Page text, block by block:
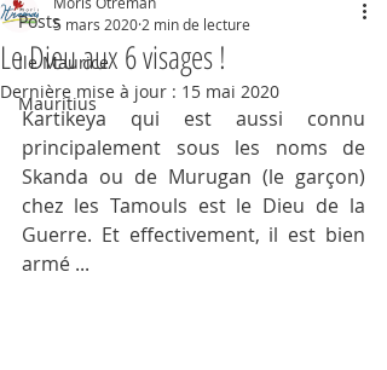
Posts
Ile Maurice
Mauritius
Le Dieu aux 6 visages !
5 mars 2020 2 min de lecture
Dernière mise à jour : 15 mai 2020
Kartikeya qui est aussi connu
principalement sous les noms de
Skanda ou de Murugan (le garçon)
chez les Tamouls est le Dieu de la
Guerre. Et effectivement, il est bien
armé ...